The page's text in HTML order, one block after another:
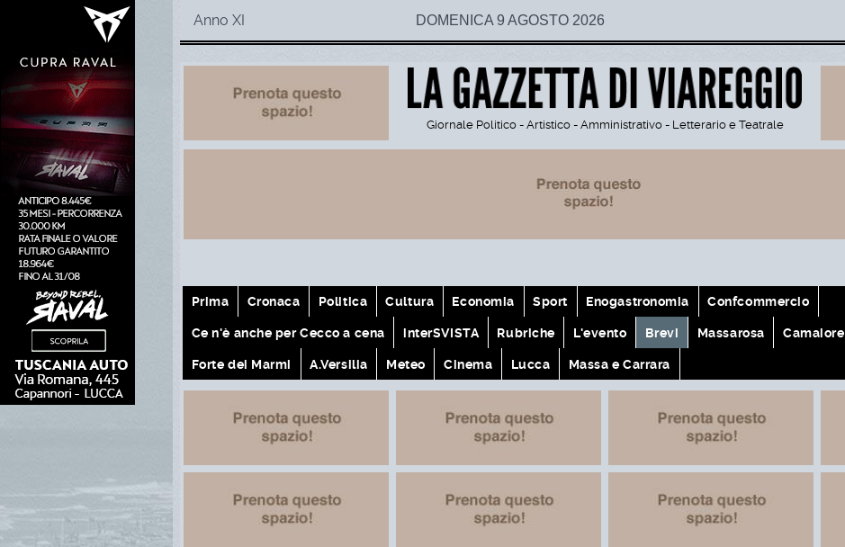
Anno XI DOMENICA 9 AGOSTO 2026
Giornale Politico - Artistico - Amministrativo - Letterario e Teatrale
Prima Cronaca Politica Cultura Economia Sport Enogastronomia Confcommercio
Ce n'è anche per Cecco a cena interSVISTA Rubriche L'evento Brevi Massarosa Camaiore
Forte dei Marmi A.Versilia Meteo Cinema Lucca Massa e Carrara